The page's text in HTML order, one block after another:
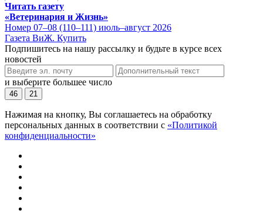
Читать газету
«Ветеринария и Жизнь»
Номер 07–08 (110–111) июль–август 2026
Газета ВиЖ. Купить
Подпишитесь на нашу рассылку и будьте в курсе всех
новостей
и выберите большее число
46 21
Нажимая на кнопку, Вы соглашаетесь на обработку
персональных данных в соответствии с «Политикой
конфиденциальности»